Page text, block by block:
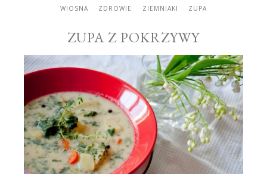
WIOSNA
ZDROWIE ZIEMNIAKI ZUPA
ZUPA Z POKRZYWY